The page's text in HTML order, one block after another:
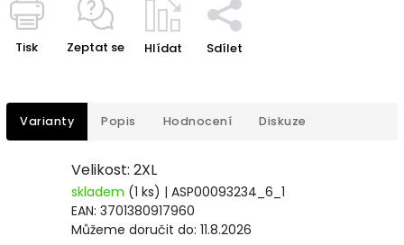
Tisk Zeptat se Hlídat Sdílet
Varianty Popis Hodnocení Diskuze
Velikost: 2XL
skladem (1 ks) | ASP00093234_6_1
EAN: 3701380917960
Můžeme doručit do: 11.8.2026